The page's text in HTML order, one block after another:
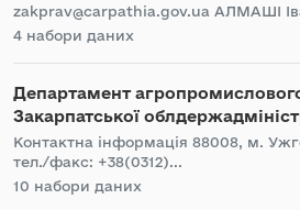
zakprav@carpathia.gov.ua АЛМАШІ
4 набори даних
Департамент
Закарпатської
Контактна інформація 88008, м.
тел./факс: +38(0312)...
10 набори даних